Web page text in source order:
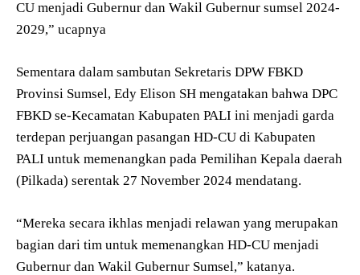
CU menjadi Gubernur dan Wakil Gubernur sumsel 2024-
2029,” ucapnya
Sementara dalam sambutan Sekretaris DPW FBKD
Provinsi Sumsel, Edy Elison SH mengatakan bahwa DPC
FBKD se-Kecamatan Kabupaten PALI ini menjadi garda
terdepan perjuangan pasangan HD-CU di Kabupaten
PALI untuk memenangkan pada Pemilihan Kepala daerah
(Pilkada) serentak 27 November 2024 mendatang.
“Mereka secara ikhlas menjadi relawan yang merupakan
bagian dari tim untuk memenangkan HD-CU menjadi
Gubernur dan Wakil Gubernur Sumsel,” katanya.